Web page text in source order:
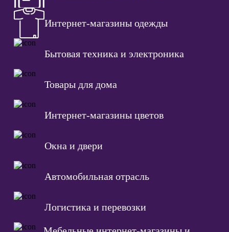
Интернет-магазины одежды
Бытовая техника и электроника
Товары для дома
Интернет-магазины цветов
Окна и двери
Автомобильная отрасль
Логистика и перевозки